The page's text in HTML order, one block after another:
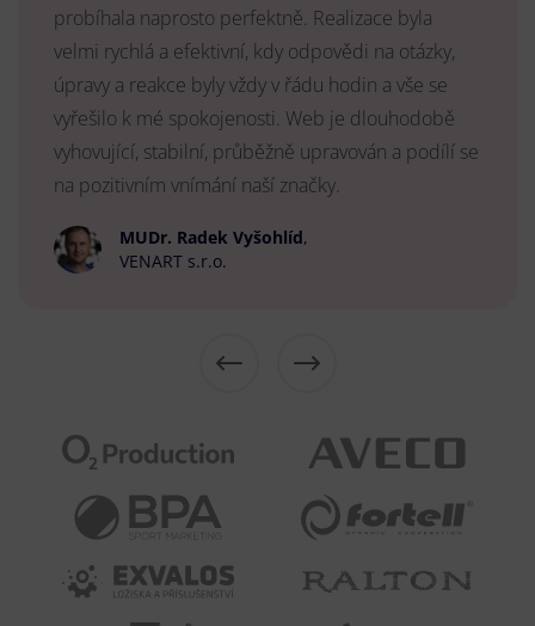
probíhala naprosto perfektně. Realizace byla
velmi rychlá a efektivní, kdy odpovědi na otázky,
úpravy a reakce byly vždy v řádu hodin a vše se
vyřešilo k mé spokojenosti. Web je dlouhodobě
vyhovující, stabilní, průběžně upravován a podílí se
na pozitivním vnímání naší značky.
MUDr. Radek Vyšohlíd,
VENART s.r.o.